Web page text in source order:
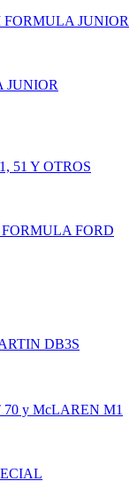
JUNIOR
JUNIOR
51 Y OTROS
FORD
DB3S
y McLAREN M1